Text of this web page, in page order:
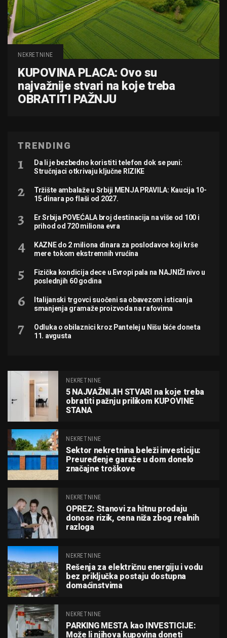
NEKRETNINE
KUPOVINA PLACA: Ovo su
najvažnije stvari na koje treba
OBRATITI PAŽNJU
TRENDING
Da li je bezbedno koristiti telefon dok se puni:
Stručnjaci otkrivaju ključne RIZIKE
Tržište ambalaže u Srbiji MENJA PRAVILA: Kaucija 10-
15 dinara po flaši od 2027.
Er Srbija POVEĆALA broj destinacija na više od 100 i
prihod od 720 miliona evra
KAZNE do 2 miliona dinara za poslodavce koji krše
mere tokom ekstremnih vrućina
Fizička kondicija dece u Evropi pala na NAJNIŽI nivo u
poslednjih 60 godina
Italijanski trgovci suočeni sa obavezom isticanja
smanjenja gramaže proizvoda na rafovima
Odluka o obilaznici kroz Pantelej u Nišu biće doneta
11. avgusta
NEKRETNINE
5 NAJVAŽNIJIH STVARI na koje treba
obratiti pažnju prilikom KUPOVINE
STANA
NEKRETNINE
Sektor nekretnina beleži investiciju:
Preuređenje garaže u dom donelo
značajne troškove
NEKRETNINE
OPREZ: Stanovi za hitnu prodaju
donose rizik, cena niža zbog realnih
razloga
NEKRETNINE
Rešenja za električnu energiju i vodu
bez priključka postaju dostupna
domaćinstvima
NEKRETNINE
PARKING MESTA kao INVESTICIJE:
Može li njihova kupovina doneti